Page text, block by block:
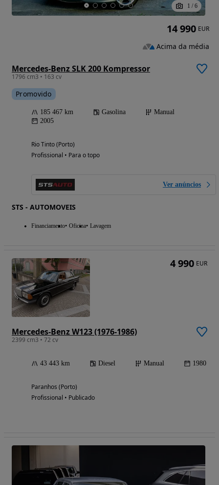
1 / 6
Mercedes-Benz SLK 200 Kompressor
1796 cm3 • 163 cv
Promovido
185 467 km Gasolina
Manual
2005
Rio Tinto (Porto)
Profissional • Para o topo
Ver anúncios
STS - AUTOMOVEIS
Financiamento Oficina Lavagem
14 990 EUR
Acima da média
Mercedes-Benz W123 (1976-1986)
2399 cm3 • 72 cv
43 443 km Diesel Manual 1980
Paranhos (Porto)
Profissional • Publicado
4 990 EUR